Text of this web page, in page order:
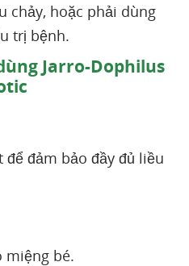
chảy, hoặc phải dùng
trị bệnh.
Jarro-Dophilus
để đảm bảo đầy đủ liều
miệng bé.